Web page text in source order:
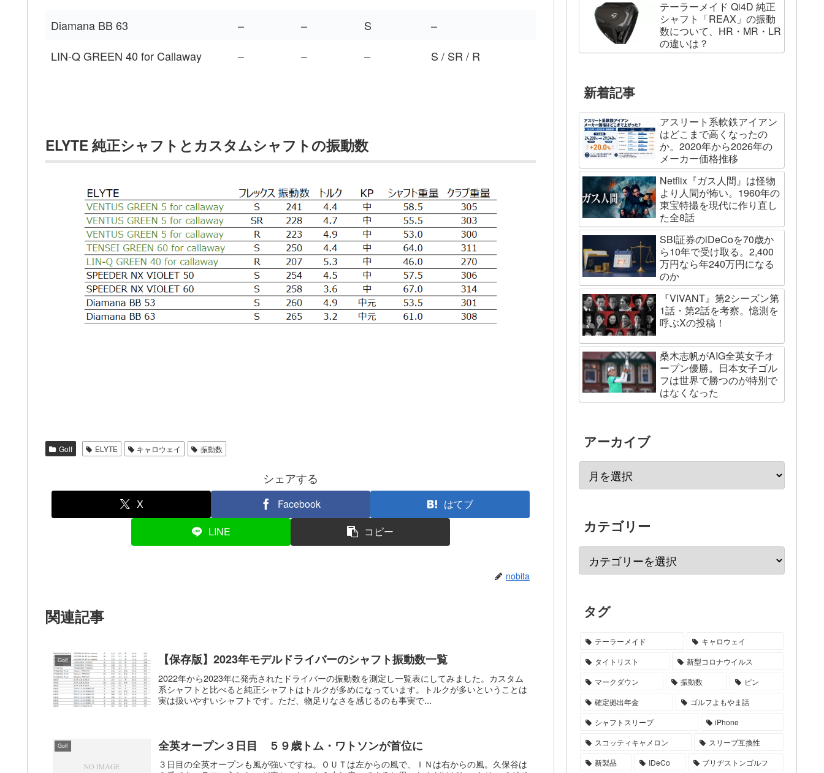
Diamana BB 63
– – S
–
LIN-Q GREEN 40 for Callaway
– – – S / SR / R
ELYTE 純正シャフトとカスタムシャフトの振動数
Golf ELYTE キャロウェイ 振動数
シェアする
X Facebook
はてブ
LINE
コピー
nobita
関連記事
Golf 【保存版】2023年モデルドライバーのシャフト振動数一覧
2022年から2023年に発売されたドライバーの振動数を測定し一覧表にしてみました。カスタム
系シャフトと比べると純正シャフトはトルクが多めになっています。トルクが多いということは
実は扱いやすいシャフトです。ただ、物足りなさを感じるのも事実で...
Golf 全英オープン３日目 ５９歳トム・ワトソンが首位に
３日目の全英オープンも風が強いですね。ＯＵＴは左からの風で、ＩＮは右からの風。久保谷は
テーラーメイド Qi4D 純正
シャフト「REAX」の振動
数について、HR・MR・LR
の違いは？
新着記事
アスリート系軟鉄アイアン
はどこまで高くなったの
か。2020年から2026年の
メーカー価格推移
Netflix『ガス人間』は怪物
より人間が怖い。1960年の
東宝特撮を現代に作り直し
た全8話
SBI証券のiDeCoを70歳か
ら10年で受け取る。2,400
万円なら年240万円になる
のか
『VIVANT』第2シーズン第
1話・第2話を考察。憶測を
呼ぶXの投稿！
桑木志帆がAIG全英女子オ
ープン優勝。日本女子ゴル
フは世界で勝つのが特別で
はなくなった
アーカイブ
カテゴリー
タグ
テーラーメイド
キャロウェイ
タイトリスト
新型コロナウイルス
マークダウン
振動数
ピン
確定拠出年金
ゴルフよもやま話
シャフトスリーブ
iPhone
スコッティキャメロン
スリーブ互換性
新製品
IDeCo
ブリヂストンゴルフ